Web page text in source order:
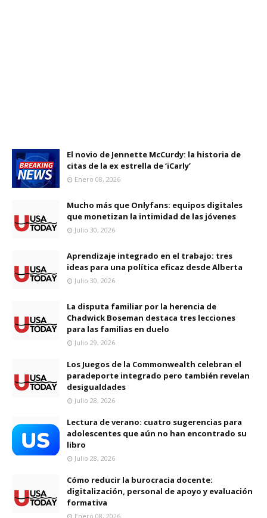
El novio de Jennette McCurdy: la historia de
citas de la ex estrella de ‘iCarly’
Enero 08, 2026
Mucho más que Onlyfans: equipos digitales
que monetizan la intimidad de las jóvenes
Julio 30, 2026
Aprendizaje integrado en el trabajo: tres
ideas para una política eficaz desde Alberta
Julio 30, 2026
La disputa familiar por la herencia de
Chadwick Boseman destaca tres lecciones
para las familias en duelo
Julio 29, 2026
Los Juegos de la Commonwealth celebran el
paradeporte integrado pero también revelan
desigualdades
Julio 28, 2026
Lectura de verano: cuatro sugerencias para
adolescentes que aún no han encontrado su
libro
Julio 28, 2026
Cómo reducir la burocracia docente:
digitalización, personal de apoyo y evaluación
formativa
Enero 08, 2026